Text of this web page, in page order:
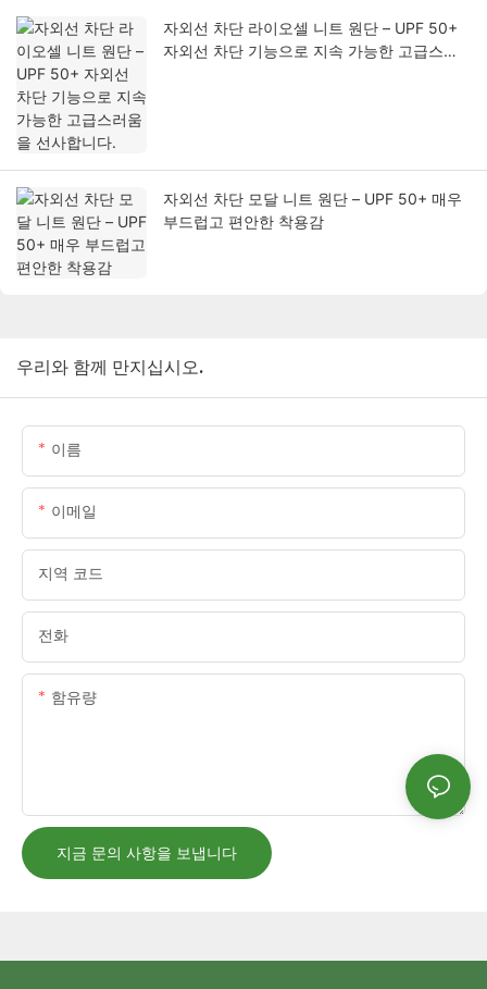
자외선 차단 라이오셀 니트 원단 – UPF 50+
자외선 차단 기능으로 지속 가능한 고급스러
자외선 차단 모달 니트 원단 – UPF 50+ 매우
부드럽고 편안한 착용감
우리와 함께 만지십시오.
이름
이메일
지역 코드
전화
함유량
지금 문의 사항을 보냅니다